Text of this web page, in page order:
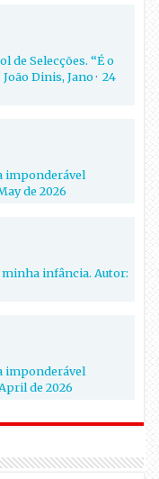
de Selecções. “É o
Dinis, Jano·24
imponderável
de 2026
minha infância. Autor:
imponderável
de 2026